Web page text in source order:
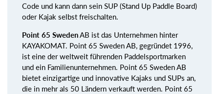
Code und kann dann sein SUP (Stand Up Paddle Board)
oder Kajak selbst freischalten.
Point 65 SwedenAB ist das Unternehmen hinter
KAYAKOMAT. Point 65 Sweden AB, gegründet 1996,
ist eine der weltweit führenden Paddelsportmarken
und ein Familienunternehmen. Point 65 Sweden AB
bietet einzigartige und innovative Kajaks und SUPs an,
die in mehr als 50 Ländern verkauft werden. Point 65